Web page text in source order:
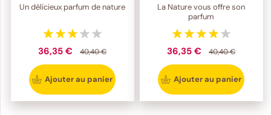
Un délicieux parfum de nature
36,35 € 40,40 €
Ajouter au panier
La Nature vous offre son
parfum
36,35 € 40,40 €
Ajouter au panier